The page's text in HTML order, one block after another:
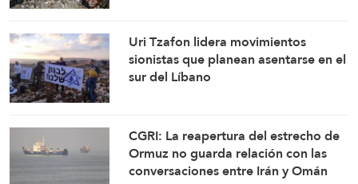
Uri Tzafon lidera movimientos
sionistas que planean asentarse en el
sur del Líbano
CGRI: La reapertura del estrecho de
Ormuz no guarda relación con las
conversaciones entre Irán y Omán